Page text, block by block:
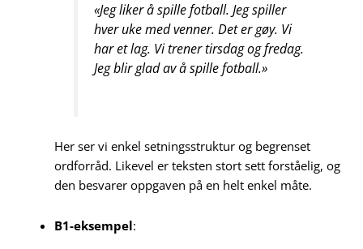
«Jeg liker å spille fotball. Jeg spiller
hver uke med venner. Det er gøy. Vi
har et lag. Vi trener tirsdag og fredag.
Jeg blir glad av å spille fotball.»
Her ser vi enkel setningsstruktur og begrenset
ordforråd. Likevel er teksten stort sett forståelig, og
den besvarer oppgaven på en helt enkel måte.
B1-eksempel: